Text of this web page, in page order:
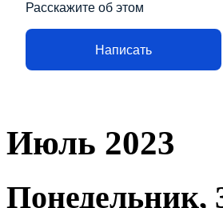
Расскажите об этом
Написать
Июль 2023
Понедельник,